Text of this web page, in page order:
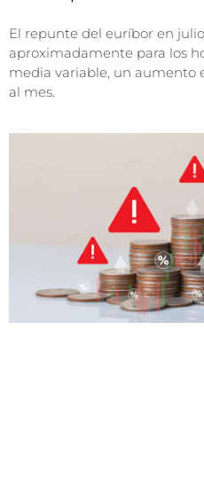
El repunte del euríbor en
aproximadamente para los
media variable, un aumento
al mes.